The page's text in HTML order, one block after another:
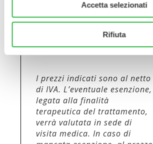
Accetta selezionati
Rifiuta
250€ per trattamento
dell’ipertono del mento o
I prezzi indicati sono al netto
di IVA. L’eventuale esenzione,
legata alla finalità
terapeutica del trattamento,
verrà valutata in sede di
visita medica. In caso di